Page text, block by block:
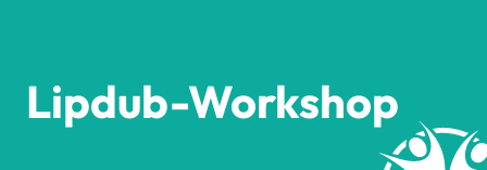
Lipdub-Workshop